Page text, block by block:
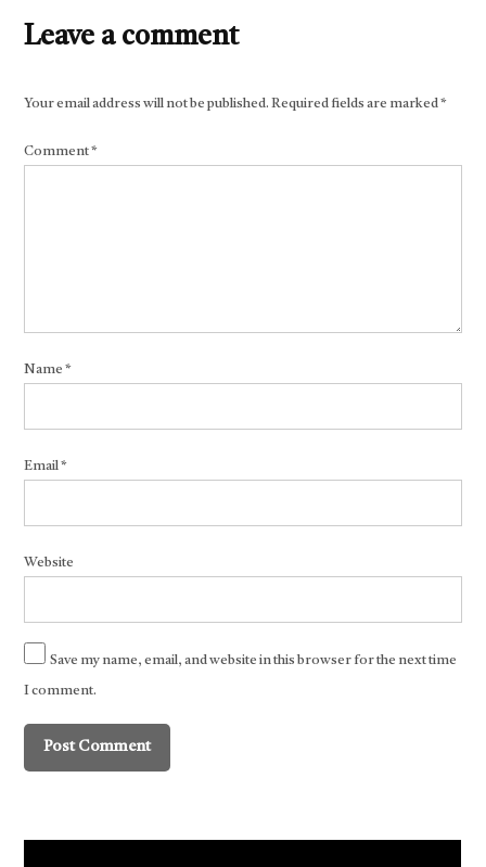
Leave a comment
Your email address will not be published. Required fields are marked*
Comment*
Name*
Email*
Website
Save my name, email, and website in this browser for the next time
I comment.